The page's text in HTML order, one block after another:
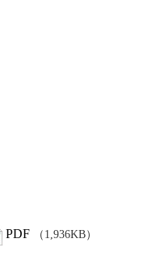
PDF （1,936KB）